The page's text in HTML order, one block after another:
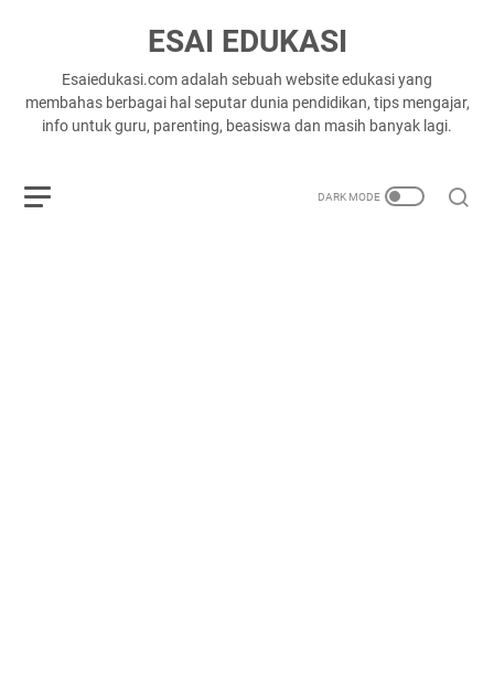
ESAI EDUKASI
Esaiedukasi.com adalah sebuah website edukasi yang
membahas berbagai hal seputar dunia pendidikan, tips mengajar,
info untuk guru, parenting, beasiswa dan masih banyak lagi.